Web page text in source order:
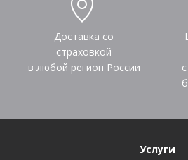
Доставка со
страховкой
в любой регион России
Услуги